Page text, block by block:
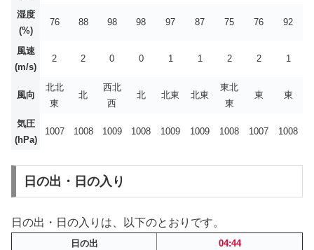
湿度
(%)
76 88 98 98 97 87 75 76 92
風速
(m/s)
2 2 0 0 1 1 2 2 1
風向
北北
東
北
西北
西
北 北東 北東
東北
東
東 東
気圧
(hPa)
1007 1008 1009 1008 1009 1009 1008 1007 1008
日の出・日の入り
日の出・日の入りは、以下のとおりです。
日の出
04:44